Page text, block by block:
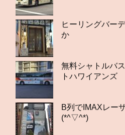
ヒーリングバー
か
無料シャトルバ
トハワイアンズ
B列でIMAXレー
(*^▽^*)